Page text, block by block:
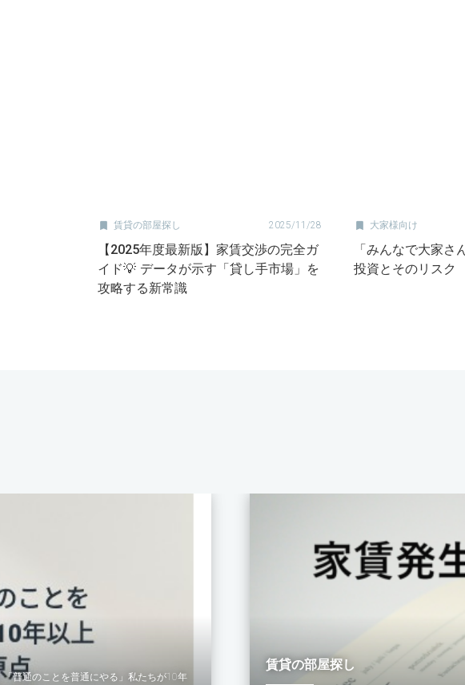
 賃貸の部屋探し 2025/11/28
【2025年度最新版】家賃交渉の完全ガ
イド💡 データが示す「貸し手市場」を
攻略する新常識
 大家様向け
「みんなで大家さ
投資とそのリスク
普通のことを普通にやる」私たちが10年
賃貸の部屋探し